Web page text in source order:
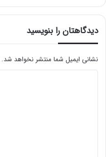
دیدگاهتان را بنویسید
نشانی ایمیل شما منتشر نخواهد شد.